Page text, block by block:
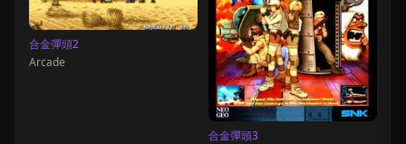
合金彈頭2
Arcade
合金彈頭3